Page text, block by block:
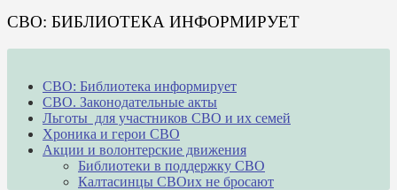
СВО: БИБЛИОТЕКА ИНФОРМИРУЕТ
СВО: Библиотека информирует
СВО. Законодательные акты
Льготы для участников СВО и их семей
Хроника и герои СВО
Акции и волонтерские движения
Библиотеки в поддержку СВО
Калтасинцы СВОих не бросают